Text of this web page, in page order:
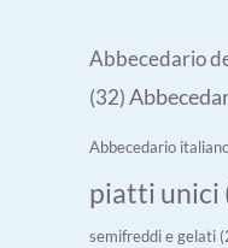
Abbecedario
(32)
Abbecedario
piatti unici
semifreddi e gelati